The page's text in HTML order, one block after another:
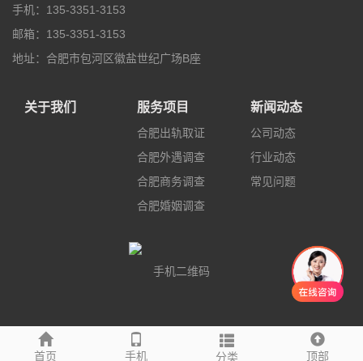
首页 手机 分类 顶部
手机：135-3351-3153
邮箱：135-3351-3153
地址：合肥市包河区徽盐世纪广场B座
关于我们 服务项目
合肥出轨取证
合肥外遇调查
合肥商务调查
合肥婚姻调查
新闻动态
公司动态
行业动态
常见问题
手机二维码